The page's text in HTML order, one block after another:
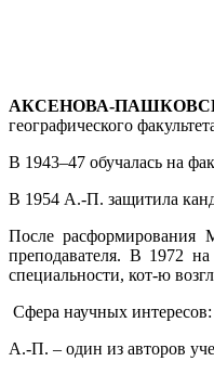
АКСЕНОВА-
географического
В 1943–47 обучалась на
В 1954 А.-П. защитила
После
преподавателя. В 1972
специальности, кот-ю
Сфера научных
А.-П. – один из авторов